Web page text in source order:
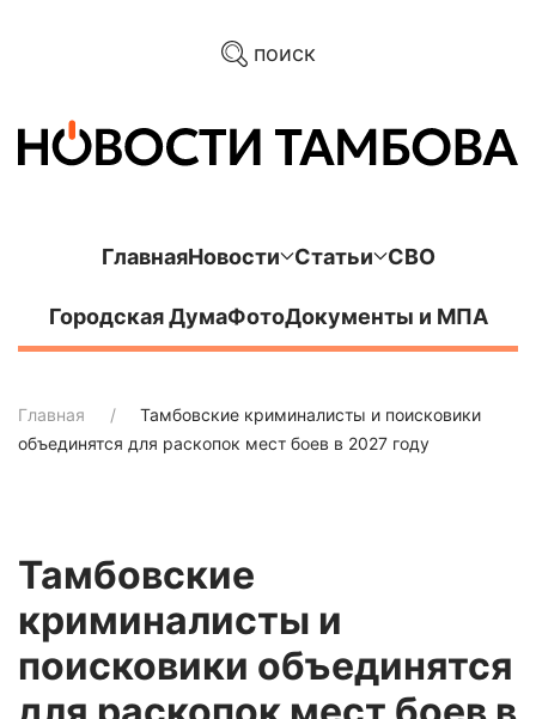
поиск
ГлавнаяНовости Статьи СВО
Городская ДумаФотоДокументы и МПА
Главная
Тамбовские криминалисты и поисковики
объединятся для раскопок мест боев в 2027 году
Тамбовские
криминалисты и
поисковики объединятся